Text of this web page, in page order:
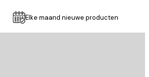
Elke maand nieuwe producten